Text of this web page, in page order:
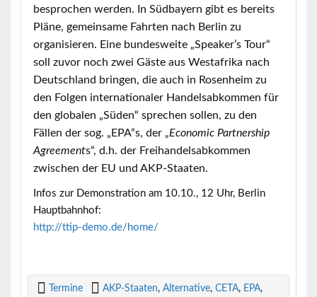
besprochen werden. In Südbayern gibt es bereits
Pläne, gemeinsame Fahrten nach Berlin zu
organisieren. Eine bundesweite „Speaker’s Tour“
soll zuvor noch zwei Gäste aus Westafrika nach
Deutschland bringen, die auch in Rosenheim zu
den Folgen internationaler Handelsabkommen für
den globalen „Süden“ sprechen sollen, zu den
Fällen der sog. „EPA“s, der „Economic Partnership
Agreements“, d.h. der Freihandelsabkommen
zwischen der EU und AKP-Staaten.
Infos zur Demonstration am 10.10., 12 Uhr, Berlin
Hauptbahnhof:
http://ttip-demo.de/home/
Termine AKP-Staaten, Alternative, CETA, EPA,